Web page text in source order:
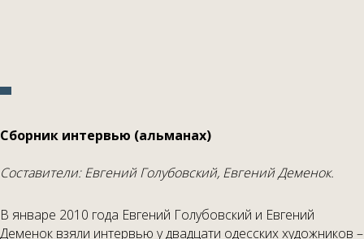
Сборник интервью (альманах)
Составители: Евгений Голубовский, Евгений Деменок.
В январе 2010 года Евгений Голубовский и Евгений
Деменок взяли интервью у двадцати одесских художников –